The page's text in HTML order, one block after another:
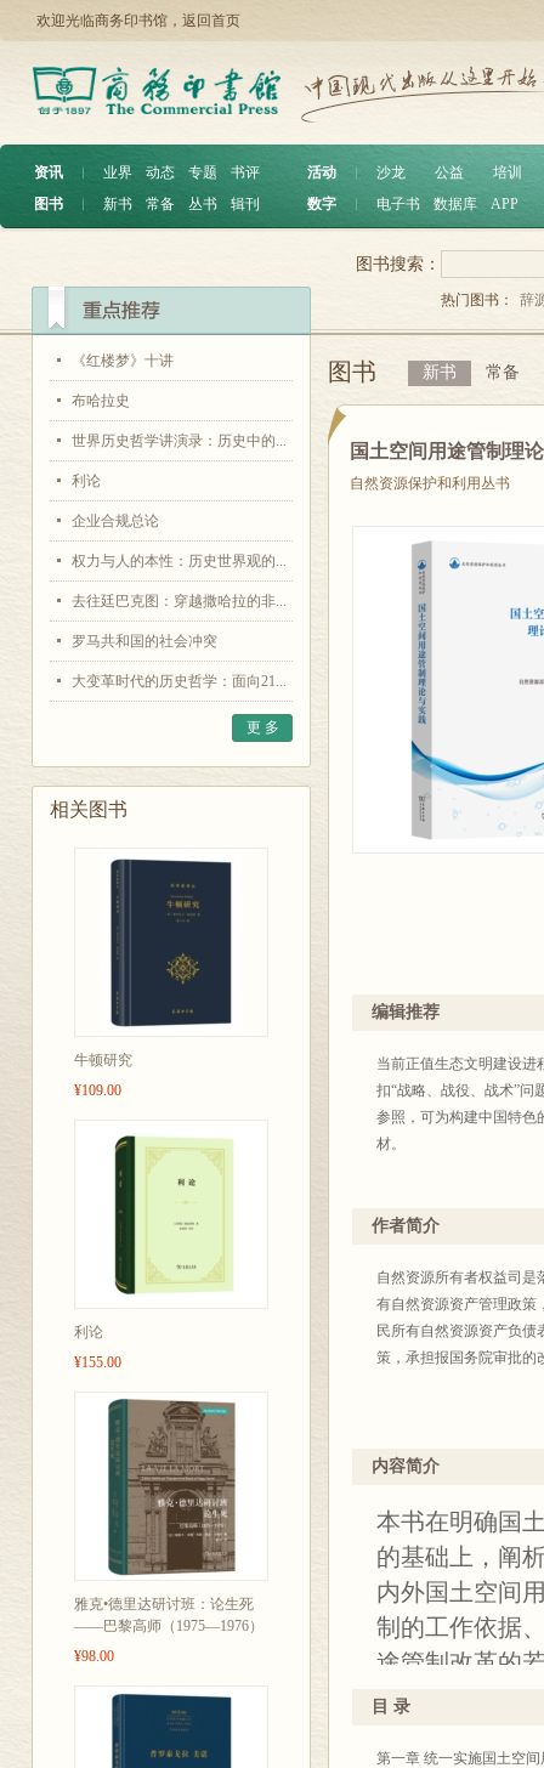
欢迎光临商务印书馆， 返回首页
资讯 ︱ 业界 动态 专题
书评
图书
︱ 新书 常备 丛书 辑刊
活动 沙龙 公益
培训
数字
电子书 数据库 APP
《红楼梦》十讲
布哈拉史
世界历史哲学讲演录：历史中的...
利论
企业合规总论
权力与人的本性：历史世界观的...
去往廷巴克图：穿越撒哈拉的非...
罗马共和国的社会冲突
大变革时代的历史哲学：面向21...
更 多
相关图书
牛顿研究
¥109.00
利论
¥155.00
雅克•德里达研讨班：论生死
——巴黎高师（1975—1976）
¥98.00
图书搜索：
热门图书： 辞
图书 新书 常备
国土空间用途管制理
自然资源保护和利用丛书
编辑推荐
当前正值生态文明建设进
扣“战略、战役、战术”问
参照，可为构建中国特色
材。
作者简介
自然资源所有者权益司是
有自然资源资产管理政策
民所有自然资源资产负
策，承担报国务院审批的
内容简介
本书在明确国
的基础上，阐
内外国土空间
制的工作依据
途管制改革的
目 录
第一章 统一实施国土空